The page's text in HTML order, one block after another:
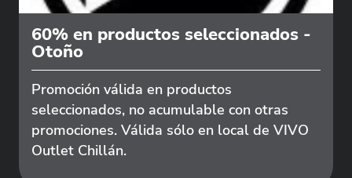
60% en productos seleccionados -
Otoño
Promoción válida en productos
seleccionados, no acumulable con otras
promociones. Válida sólo en local de VIVO
Outlet Chillán.